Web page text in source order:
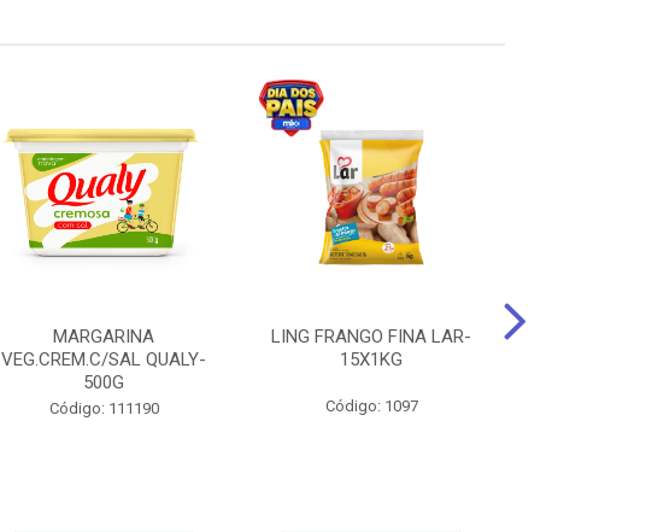
MARGARINA
VEG.CREM.C/SAL QUALY-
500G
Código: 111190
LING FRANGO FINA LAR-
15X1KG
Código: 1097